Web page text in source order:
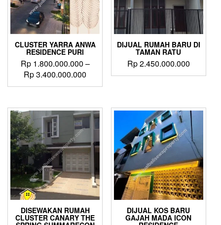
CLUSTER YARRA ANWA
RESIDENCE PURI
Rp1.800.000.000 –
Rp3.400.000.000
range:
through
Rp 3.400.000.000
This
has
multiple
variants.
The
options
may
be
chosen
on
the
product
page
DIJUAL RUMAH BARU DI
TAMAN RATU
Rp2.450.000.000
DISEWAKAN RUMAH
CLUSTER CANARY THE
DIJUAL KOS BARU
GAJAH MADA ICON